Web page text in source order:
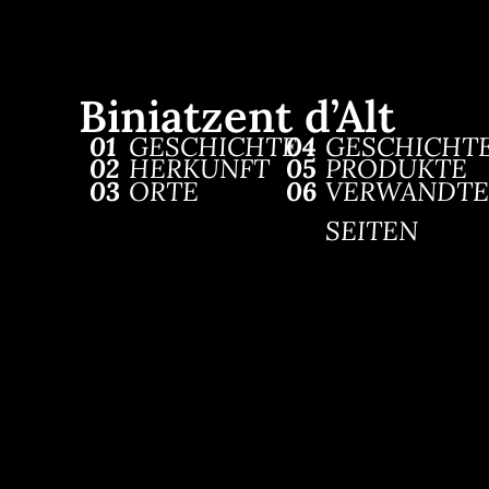
Biniatzent d’Alt
01
02
03
GESCHICHTE
HERKUNFT
ORTE
04
05
06
PRODUKTE
VERWANDTE
SEITEN